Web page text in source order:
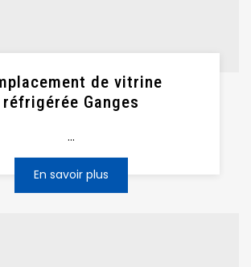
de vitrine
réfrigérée Ganges
...
En savoir plus